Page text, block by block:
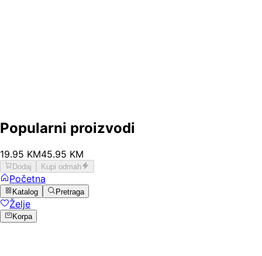
Popularni proizvodi
19.95 KM45.95 KM
Dodaj Kupi odmah
Početna
Katalog Pretraga
Želje
Korpa